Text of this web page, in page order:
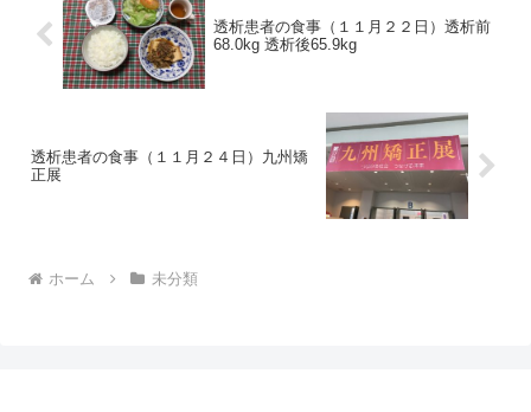
透析患者の食事（１１月２２日）透析前
68.0kg 透析後65.9kg
透析患者の食事（１１月２４日）九州矯
正展
ホーム 未分類